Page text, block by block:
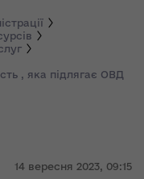
, яка підлягає ОВД
14 вересня 2023, 09:15